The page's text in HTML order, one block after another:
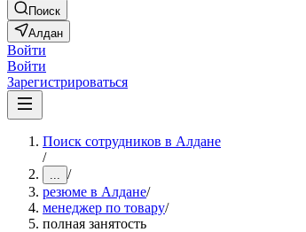
Поиск
Алдан
Войти
Войти
Зарегистрироваться
Поиск сотрудников в Алдане
/
... /
резюме в Алдане/
менеджер по товару/
полная занятость